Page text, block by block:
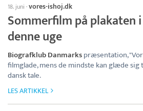
18. juni ·vores-ishoj.dk
Sommerfilm på plakaten
denne uge
Biografklub Danmarkspræsentation,
filmglade, mens de mindste kan glæde sig
dansk tale.
LES ARTIKKEL